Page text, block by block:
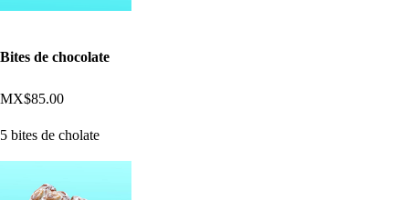
Bites de chocolate
MX$85.00
5 bites de cholate